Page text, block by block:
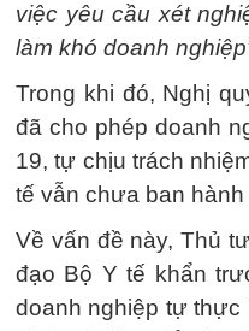
việc yêu cầu xét
làm khó doanh
Trong khi đó, Nghị
đã cho phép doanh
19, tự chịu trách
tế vẫn chưa ban
Về vấn đề này, Thủ
đạo Bộ Y tế khẩn
doanh nghiệp tự thực